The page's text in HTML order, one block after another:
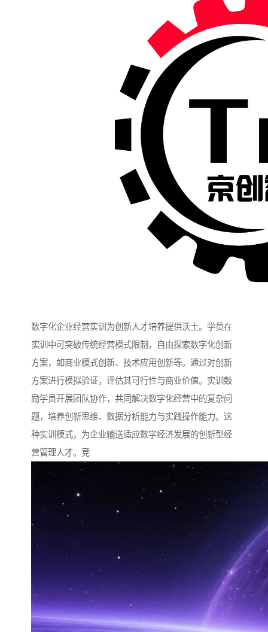
数字化企业经营实训为创新人才培养提供沃土。学员在
实训中可突破传统经营模式限制，自由探索数字化创新
方案，如商业模式创新、技术应用创新等。通过对创新
方案进行模拟验证，评估其可行性与商业价值。实训鼓
励学员开展团队协作，共同解决数字化经营中的复杂问
题，培养创新思维、数据分析能力与实践操作能力。这
种实训模式，为企业输送适应数字经济发展的创新型经
营管理人才。竞